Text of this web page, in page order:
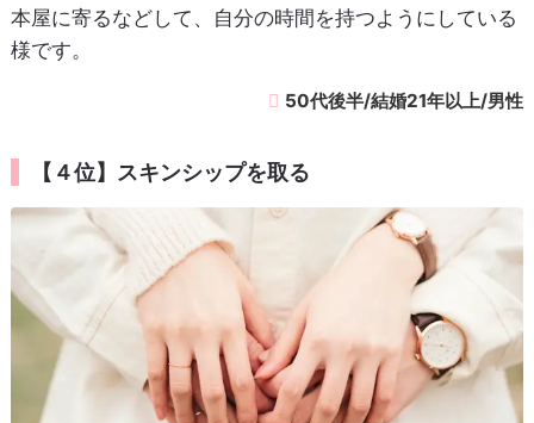
本屋に寄るなどして、自分の時間を持つようにしている
様です。
50代後半/結婚21年以上/男性
【４位】スキンシップを取る